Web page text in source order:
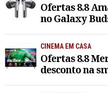
Ofertas 8.8
no Galaxy
CINEMA EM CASA
Ofertas 8.8
desconto na